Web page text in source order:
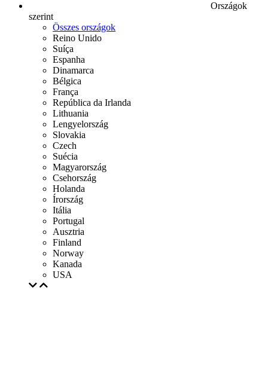
Országok
szerint
Összes országok
Reino Unido
Suíça
Espanha
Dinamarca
Bélgica
França
República da Irlanda
Lithuania
Lengyelország
Slovakia
Czech
Suécia
Magyarország
Csehország
Holanda
Írország
Itália
Portugal
Ausztria
Finland
Norway
Kanada
USA